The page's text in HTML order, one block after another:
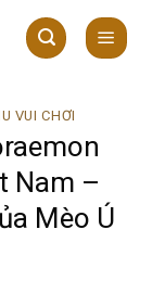
VUI CHƠI
Nam –
Mèo Ú